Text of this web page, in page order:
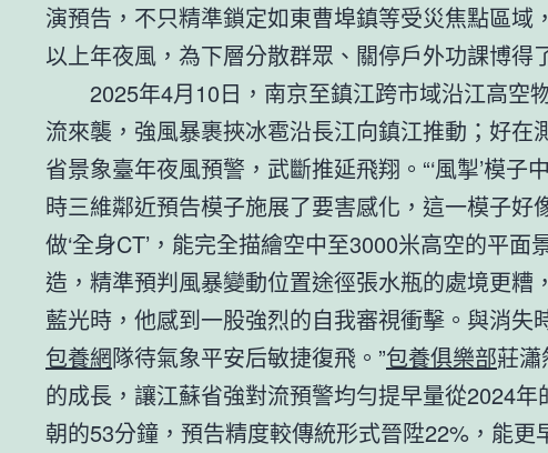
演預告，不只精準鎖定如東曹埠鎮等受災焦點區域
以上年夜風，為下層分散群眾、關停戶外功課博得
2025年4月10日，南京至鎮江跨市域沿江高空
流來襲，強風暴裹挾冰雹沿長江向鎮江推動；好在
省景象臺年夜風預警，武斷推延飛翔。“‘風掣’模
時三維鄰近預告模子施展了要害感化，這一模子好
做‘全身CT’，能完全描繪空中至3000米高空的平面
造，精準預判風暴變動位置途徑張水瓶的處境更糟
藍光時，他感到一股強烈的自我審視衝擊。與消失
包養網隊待氣象平安后敏捷復飛。”包養俱樂部莊
的成長，讓江蘇省強對流預警均勻提早量從2024年
朝的53分鐘，預告精度較傳統形式晉陞22%，能更